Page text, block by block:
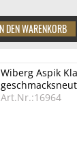
Wiberg Aspik
Art.Nr.:16964